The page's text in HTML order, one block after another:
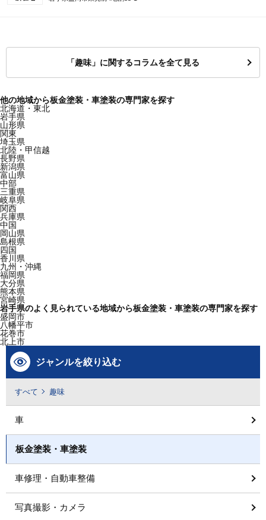
「趣味」に関するコラムを全て見る
他の地域から板金塗装・車塗装の専門家を探す
北海道・東北
岩手県
山形県
関東
埼玉県
北陸・甲信越
長野県
新潟県
富山県
中部
三重県
岐阜県
関西
兵庫県
中国
岡山県
島根県
四国
香川県
九州・沖縄
福岡県
大分県
熊本県
宮崎県
岩手県のよく見られている地域から板金塗装・車塗装の専門家を探す
盛岡市
八幡平市
花巻市
北上市
ジャンルを絞り込む
すべて 趣味
車
板金塗装・車塗装
車修理・自動車整備
写真撮影・カメラ